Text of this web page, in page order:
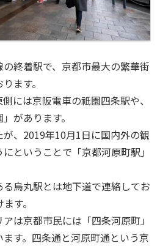
終着駅で、京都市最大の繁華街
ます。
には京阪電車の祇園四条駅や、
があります。
、2019年10月1日に国内外の観
ということで「京都河原町駅」
烏丸駅とは地下道で連絡してお
す。
は京都市民には「四条河原町」
す。四条通と河原町通という京